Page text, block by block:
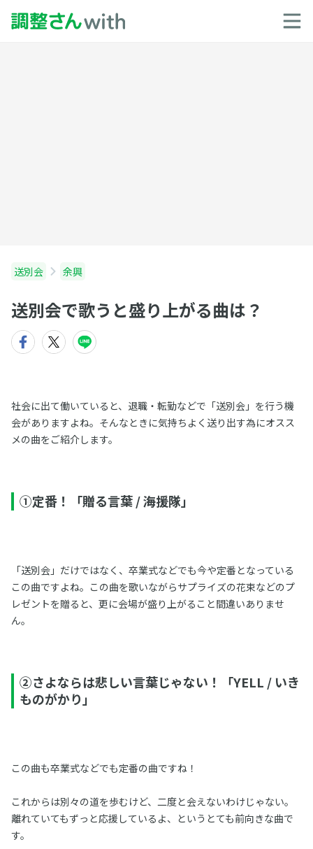
送別会 余興
送別会で歌うと盛り上がる曲は？
社会に出て働いていると、退職・転勤などで「送別会」を行う機
会がありますよね。そんなときに気持ちよく送り出す為にオスス
メの曲をご紹介します。
①定番！「贈る言葉 / 海援隊」
「送別会」だけではなく、卒業式などでも今や定番となっている
この曲ですよね。この曲を歌いながらサプライズの花束などのプ
レゼントを贈ると、更に会場が盛り上がること間違いありませ
ん。
②さよならは悲しい言葉じゃない！「YELL / いき
ものがかり」
この曲も卒業式などでも定番の曲ですね！
これからは別々の道を歩むけど、二度と会えないわけじゃない。
離れていてもずっと応援しているよ、というとても前向きな曲で
す。